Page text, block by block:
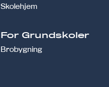
Skolehjem
For Grundskoler
Brobygning